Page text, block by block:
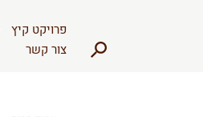
פרויקט קיץ
צור קשר